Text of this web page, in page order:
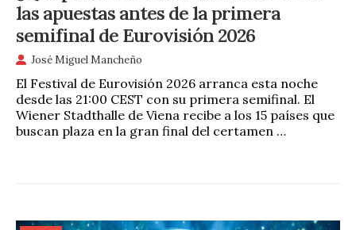
las apuestas antes de la primera
semifinal de Eurovisión 2026
José Miguel Mancheño
El Festival de Eurovisión 2026 arranca esta noche
desde las 21:00 CEST con su primera semifinal. El
Wiener Stadthalle de Viena recibe a los 15 países que
buscan plaza en la gran final del certamen …